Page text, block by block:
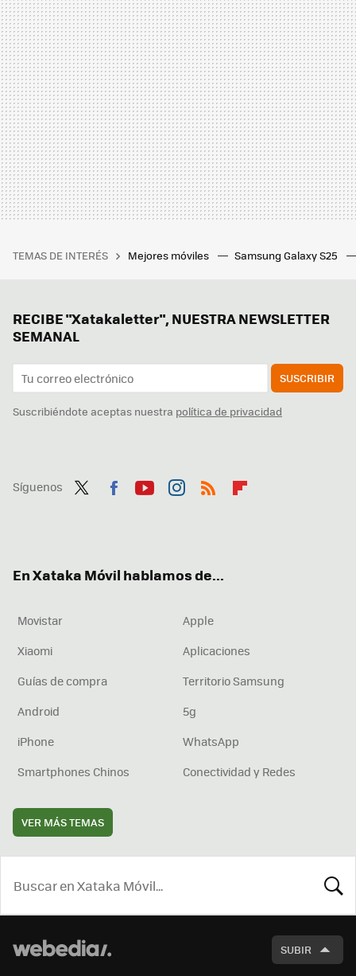
TEMAS DE INTERÉS Mejores móviles Samsung Galaxy S25
RECIBE "Xatakaletter", NUESTRA NEWSLETTER
SEMANAL
SUSCRIBIR
Suscribiéndote aceptas nuestra política de privacidad
Síguenos
En Xataka Móvil hablamos de...
Movistar
Apple
Xiaomi
Aplicaciones
Guías de compra
Territorio Samsung
Android
5g
iPhone
WhatsApp
Smartphones Chinos
Conectividad y Redes
VER MÁS TEMAS
SUBIR